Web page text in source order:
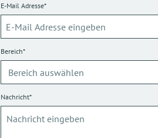
E-Mail Adresse*
Bereich*
Nachricht*